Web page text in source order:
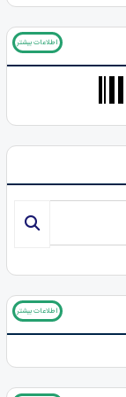
اطلاعات بیشتر
اطلاعات بیشتر